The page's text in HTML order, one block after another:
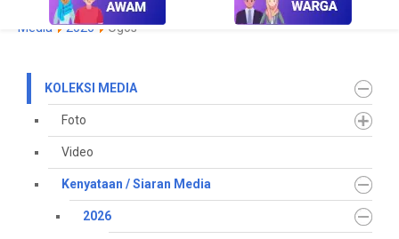
Laman Utama Media Koleksi Media
Kenyataan / Siaran
Media
2026 Ogos
KOLEKSI MEDIA
Foto
Video
Kenyataan / Siaran Media
2026